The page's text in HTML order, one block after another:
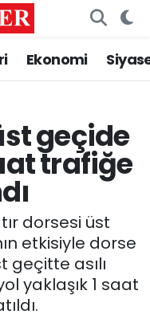
Ekonomi
geçide
trafiğe
dorsesi üst
etkisiyle dorse
geçitte asılı
yaklaşık 1 saat
Fikstür